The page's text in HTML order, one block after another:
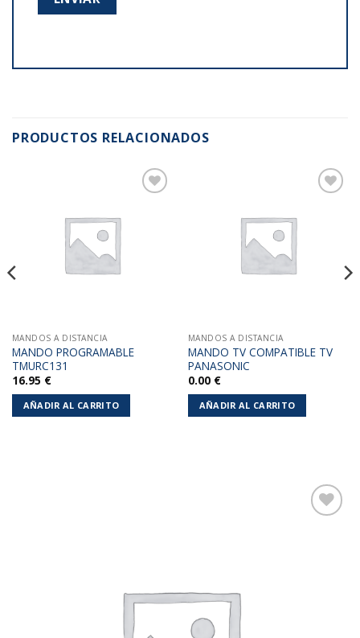
PRODUCTOS RELACIONADOS
MANDOS A DISTANCIA
MANDO PROGRAMABLE
TMURC131
16.95 €
AÑADIR AL CARRITO
MANDOS A DISTANCIA
MANDO TV COMPATIBLE TV
PANASONIC
0.00 €
AÑADIR AL CARRITO